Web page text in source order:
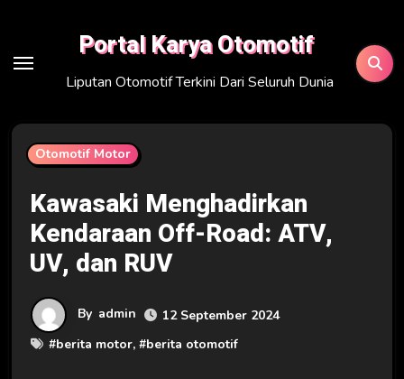
content
Portal Karya Otomotif
Liputan Otomotif Terkini Dari Seluruh Dunia
Otomotif Motor
Kawasaki Menghadirkan
Kendaraan Off-Road: ATV,
UV, dan RUV
By admin
12 September 2024
#berita motor, #berita otomotif